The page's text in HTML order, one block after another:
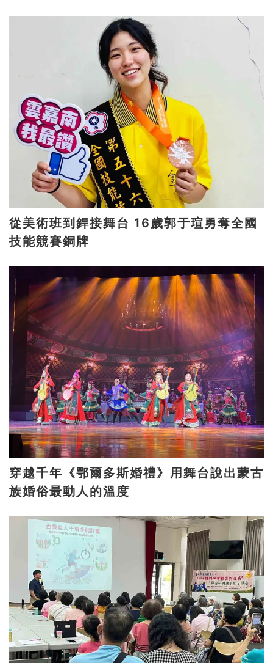
從美術班到銲接舞台 16歲郭于瑄勇奪全國
技能競賽銅牌
穿越千年《鄂爾多斯婚禮》用舞台說出蒙古
族婚俗最動人的溫度